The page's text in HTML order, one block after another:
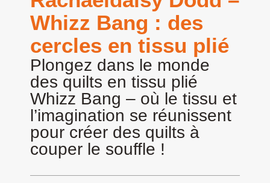
Whizz Bang : des
cercles en tissu plié
Plongez dans le monde
des quilts en tissu plié
Whizz Bang – où le tissu et
l’imagination se réunissent
pour créer des quilts à
couper le souffle !